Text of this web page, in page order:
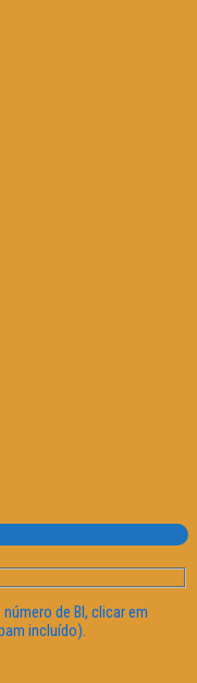
de BI, clicar em
incluído).